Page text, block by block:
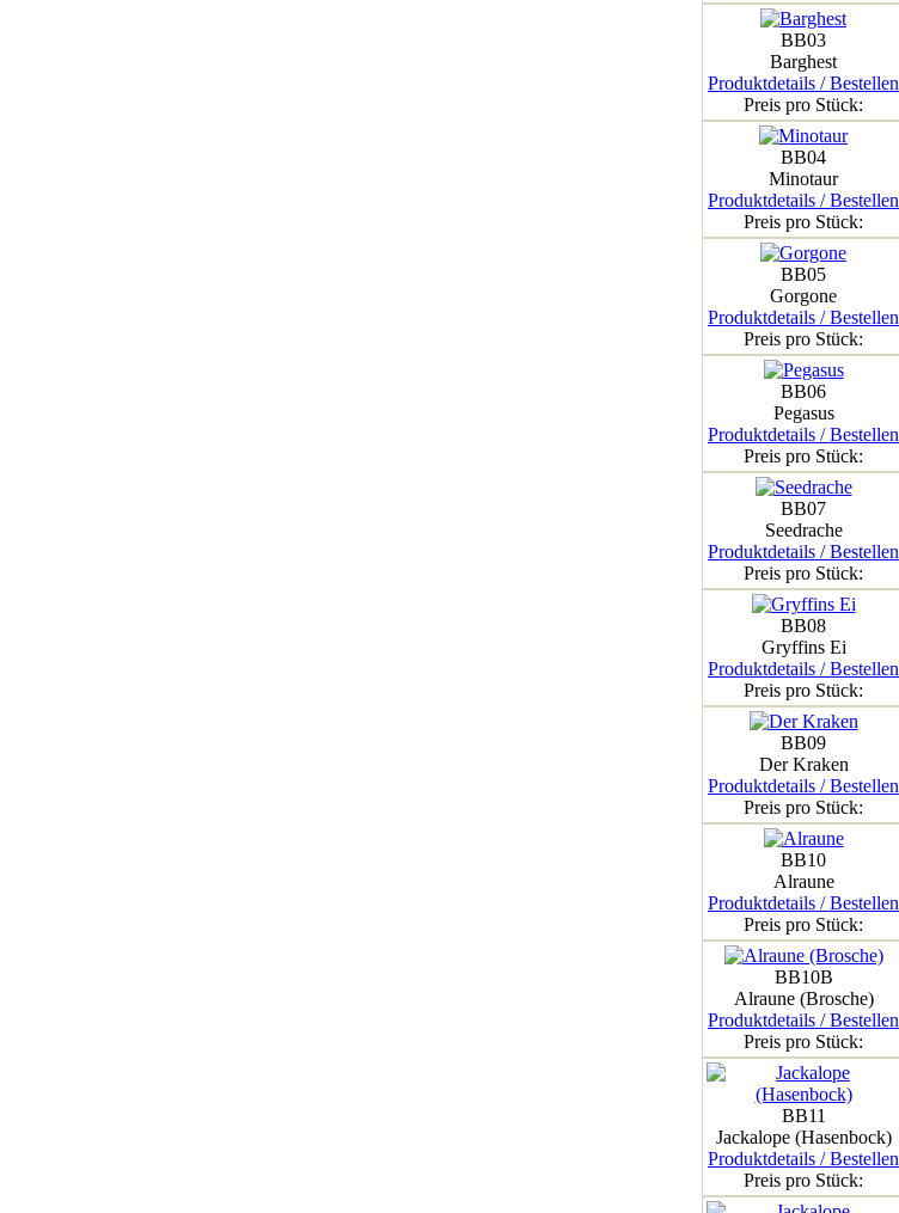
BB03
Barghest
Produktdetails / Bestellen
Preis pro Stück:
BB04
Minotaur
Produktdetails / Bestellen
Preis pro Stück:
BB05
Gorgone
Produktdetails / Bestellen
Preis pro Stück:
BB06
Pegasus
Produktdetails / Bestellen
Preis pro Stück:
BB07
Seedrache
Produktdetails / Bestellen
Preis pro Stück:
BB08
Gryffins Ei
Produktdetails / Bestellen
Preis pro Stück:
BB09
Der Kraken
Produktdetails / Bestellen
Preis pro Stück:
BB10
Alraune
Produktdetails / Bestellen
Preis pro Stück:
BB10B
Alraune (Brosche)
Produktdetails / Bestellen
Preis pro Stück:
BB11
Jackalope (Hasenbock)
Produktdetails / Bestellen
Preis pro Stück: